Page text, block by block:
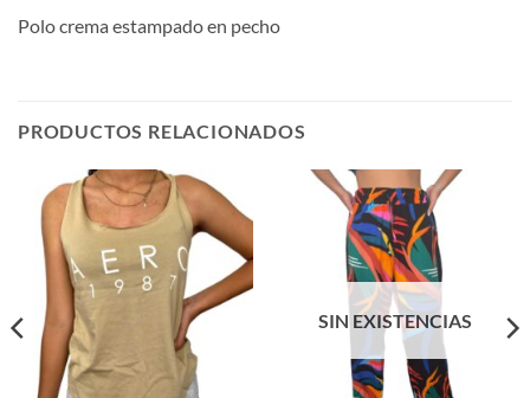
Polo crema estampado en pecho
PRODUCTOS RELACIONADOS
SIN EXISTENCIAS